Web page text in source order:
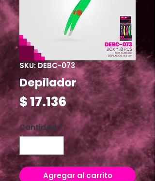
SKU: DEBC-073
Depilador
$ 17.136Precio
Cantidad *
Agregar al carrito